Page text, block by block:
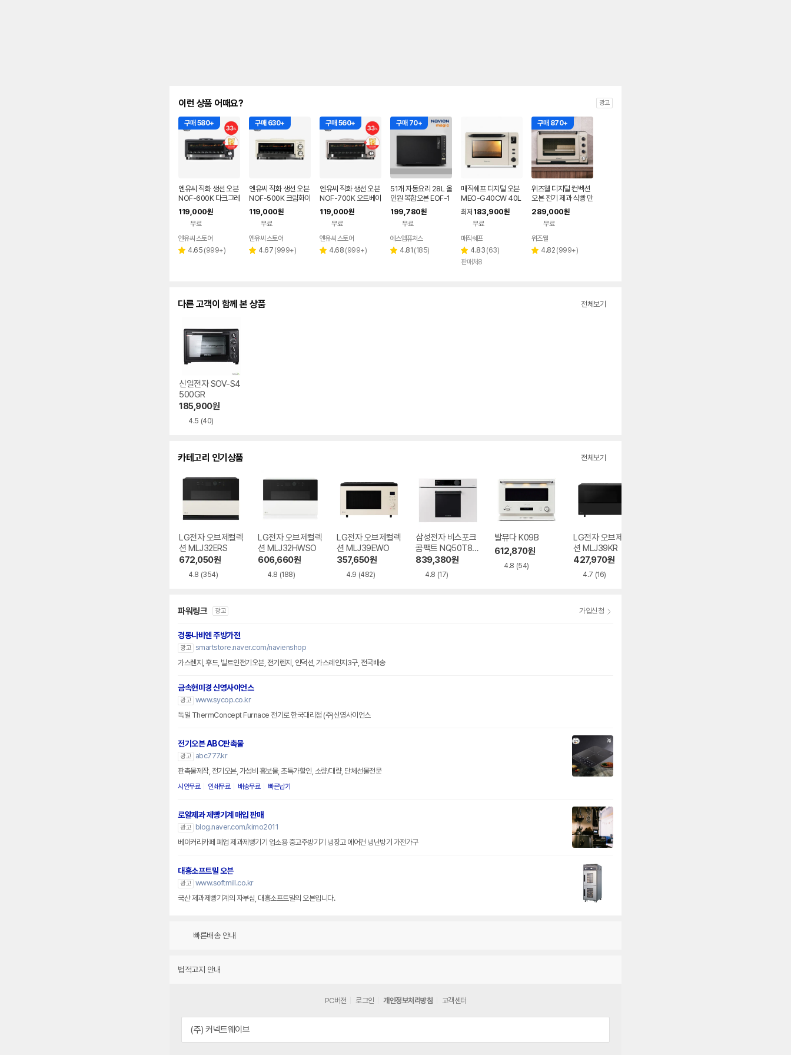
이런 상품 어때요? 광고
구매 580+
엔유씨 직화 생선 오븐
NOF-600K 다크그레
이 생선구이기 그릴 +
아이스티 증정
119,000원
무료
엔유씨 스토어
별 4.65 리
(999+)
구매 630+
엔유씨 직화 생선 오븐
NOF-500K 크림화이
트 생선구이기 그릴
119,000원
무료
엔유씨 스토어
별 4.67 리
(999+)
구매 560+
엔유씨 직화 생선 오븐
NOF-700K 오트베이
지 생선구이기 그릴 +
아이스티 증정
119,000원
무료
엔유씨 스토어
별 4.68 리
(999+)
구매 70+
51개 자동요리 28L 올
인원 복합오븐 EOF-1
312NT 전기오븐 전
자레인지 에어프라이
199,780원
무료
페이
에스엠퓨처스
별 4.81 리
(185)
매직쉐프 디지털 오븐
MEO-G40CW 40L
최저 183,900원
무료
매직쉐프
별
점
4.83 리
(63)
판매처8
구매 870+
위즈웰 디지털 컨벡션
오븐 전기 제과 식빵 만
들기 홈베이킹 가정용
제빵 GL-42A/B
289,000원
무료
페이
위즈웰
별 4.82 리
(999+)
다른 고객이 함께 본 상품 전체보기
신일전자 SOV-S4
500GR
185,900원
4.5 (40)
카테고리 인기상품 전체보기
LG전자 오브제컬렉
션 MLJ32ERS
672,050원
4.8 (354)
LG전자 오브제컬렉
션 MLJ32HWSO
606,660원
4.8 (188)
LG전자 오브제컬렉
션 MLJ39EWO
357,650원
4.9 (482)
삼성전자 비스포크
콤팩트 NQ50T85
39
839,380원
4.8 (17)
발뮤다 K09B
612,870원
4.8 (54)
LG전자 오브제컬렉
션 MLJ39KR
427,970원
4.7 (16)
파워링크 광고 가입신청
경동나비엔 주방가전
광고 smartstore.naver.com/navienshop
가스렌지, 후드, 빌트인전기오븐, 전기렌지, 인덕션, 가스레인지3구, 전국배송
금속현미경 신영사이언스
광고 www.sycop.co.kr
독일 ThermConcept Furnace 전기로 한국대리점 (주)신영사이언스
전기오븐 ABC판촉물
광고
abc777.kr
판촉물제작, 전기오븐, 가성비 홍보물, 초특가할인, 소량/대량, 단체선물전문
시안무료 인쇄무료 배송무료 빠른납기
로얄제과 제빵기계 매입 판매
광고
blog.naver.com/kimo2011
베이커리카페 폐업 제과제빵기기 업소용 중고주방기기 냉장고 에어컨 냉난방기 가전가구
대흥소프트밀 오븐
광고 www.softmill.co.kr
국산 제과제빵기계의 자부심, 대흥소프트밀의 오븐입니다.
빠른배송 안내
법적고지 안내
PC버전 로그인 개인정보처리방침 고객센터
(주) 커넥트웨이브